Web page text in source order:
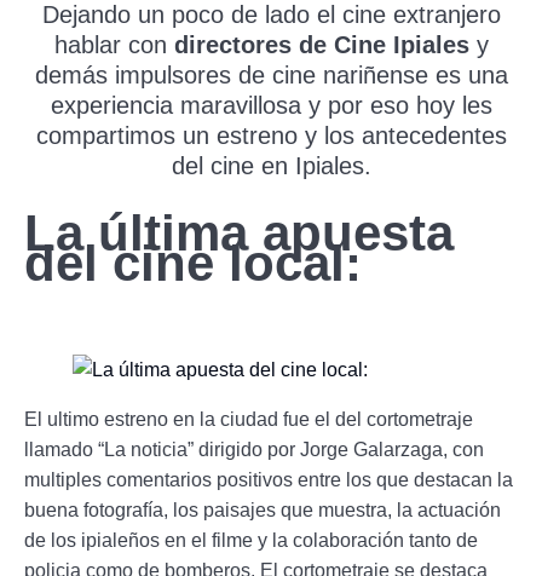
Dejando un poco de lado el cine extranjero
hablar con directores de Cine Ipialesy
demás impulsores de cine nariñense es una
experiencia maravillosa y por eso hoy les
compartimos un estreno y los antecedentes
del cine en Ipiales.
La última apuesta
del cine local:
El ultimo estreno en la ciudad fue el del cortometraje
llamado “La noticia” dirigido por Jorge Galarzaga, con
multiples comentarios positivos entre los que destacan la
buena fotografía, los paisajes que muestra, la actuación
de los ipialeños en el filme y la colaboración tanto de
policia como de bomberos. El cortometraje se destaca